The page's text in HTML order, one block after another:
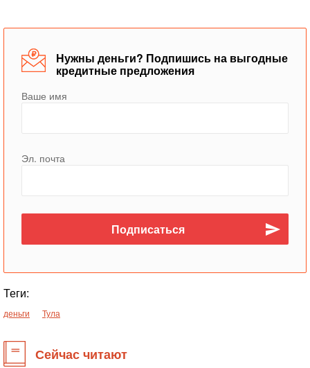
Нужны деньги? Подпишись на выгодные
кредитные предложения
Ваше имя
Эл. почта
Теги:
деньги Тула
Сейчас читают